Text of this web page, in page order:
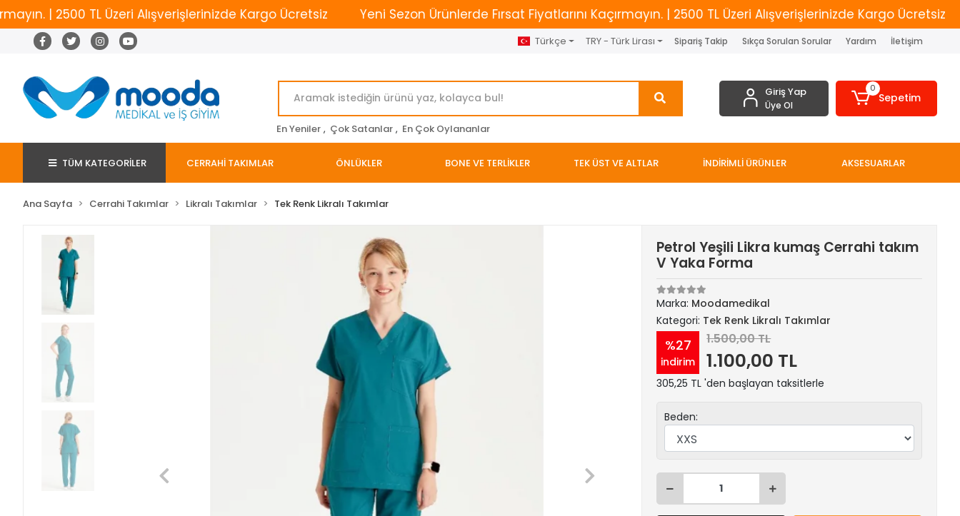
| 2500 TL Üzeri Alışverişlerinizde Kargo Ücretsiz Yeni Sezon Ürünlerde Fırsat Fiyatlarını Kaçırmayın. | 2500 TL Üzeri Alışverişlerinizde Kargo Ücretsiz
Türkçe TRY - Türk Lirası Sipariş Takip Sıkça Sorulan Sorular Yardım İletişim
En Yeniler , Çok Satanlar , En Çok Oylananlar
Giriş Yap
Üye Ol
0
Sepetim
TÜM KATEGORİLER CERRAHİ TAKIMLAR ÖNLÜKLER BONE VE TERLİKLER TEK ÜST VE ALTLAR İNDİRİMLİ ÜRÜNLER AKSESUARLAR
Ana Sayfa Cerrahi Takımlar Likralı Takımlar Tek Renk Likralı Takımlar
Petrol Yeşili Likra kumaş Cerrahi takım
V Yaka Forma
Marka: Moodamedikal
Kategori: Tek Renk Likralı Takımlar
%27
indirim
1.500,00 TL
1.100,00 TL
305,25 TL 'den başlayan taksitlerle
Beden: